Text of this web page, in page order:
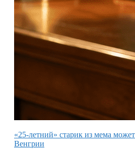
«25-летний» старик из мема
Венгрии